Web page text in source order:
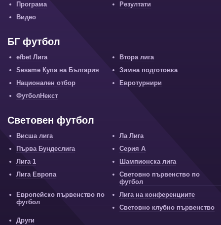
Програма
Резултати
Видео
БГ футбол
efbet Лига
Втора лига
Sesame Купа на България
Зимна подготовка
Национален отбор
Евротурнири
ФутболНекст
Световен футбол
Висша лига
Ла Лига
Първа Бундеслига
Серия А
Лига 1
Шампионска лига
Лига Европа
Световно първенство по
футбол
Европейско първенство по
футбол
Лига на конференциите
Световно клубно първенство
Други